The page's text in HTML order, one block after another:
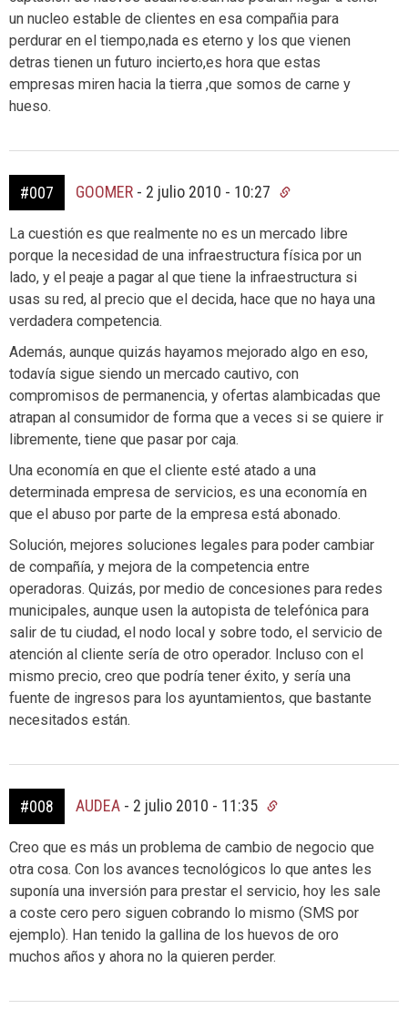
un nucleo estable de clientes en esa compañia para
perdurar en el tiempo,nada es eterno y los que vienen
detras tienen un futuro incierto,es hora que estas
empresas miren hacia la tierra ,que somos de carne y
hueso.
#007 GOOMER - 2 julio 2010 - 10:27
La cuestión es que realmente no es un mercado libre
porque la necesidad de una infraestructura física por un
lado, y el peaje a pagar al que tiene la infraestructura si
usas su red, al precio que el decida, hace que no haya una
verdadera competencia.
Además, aunque quizás hayamos mejorado algo en eso,
todavía sigue siendo un mercado cautivo, con
compromisos de permanencia, y ofertas alambicadas que
atrapan al consumidor de forma que a veces si se quiere ir
libremente, tiene que pasar por caja.
Una economía en que el cliente esté atado a una
determinada empresa de servicios, es una economía en
que el abuso por parte de la empresa está abonado.
Solución, mejores soluciones legales para poder cambiar
de compañía, y mejora de la competencia entre
operadoras. Quizás, por medio de concesiones para redes
municipales, aunque usen la autopista de telefónica para
salir de tu ciudad, el nodo local y sobre todo, el servicio de
atención al cliente sería de otro operador. Incluso con el
mismo precio, creo que podría tener éxito, y sería una
fuente de ingresos para los ayuntamientos, que bastante
necesitados están.
#008 AUDEA - 2 julio 2010 - 11:35
Creo que es más un problema de cambio de negocio que
otra cosa. Con los avances tecnológicos lo que antes les
suponía una inversión para prestar el servicio, hoy les sale
a coste cero pero siguen cobrando lo mismo (SMS por
ejemplo). Han tenido la gallina de los huevos de oro
muchos años y ahora no la quieren perder.